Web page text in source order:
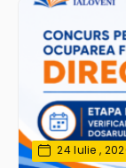
24 Iulie ,